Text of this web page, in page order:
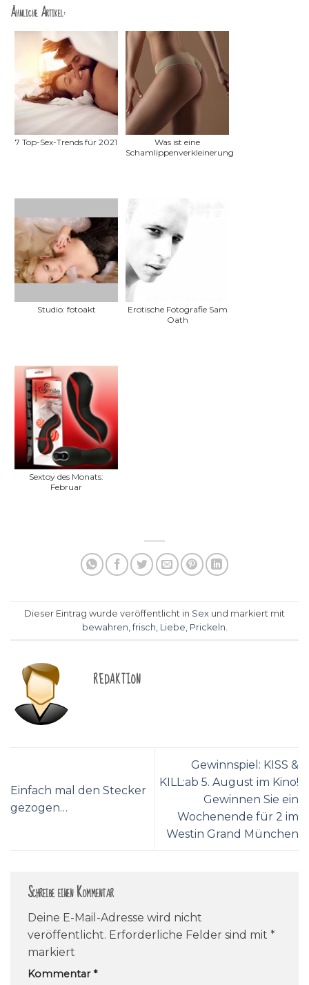
Ähnliche Artikel:
7 Top-Sex-Trends für 2021
Was ist eine
Schamlippenverkleinerung?
Studio: fotoakt
Erotische Fotografie Sam
Oath
Sextoy des Monats:
Februar
Dieser Eintrag wurde veröffentlicht in Sex und markiert mit
bewahren ,frisch Liebe Prickeln
REDAKTION
Einfach mal den Stecker
gezogen…
Gewinnspiel: KISS &
KILL:ab 5. August im Kino!
Gewinnen Sie ein
Wochenende für 2 im
Westin Grand München
Schreibe einen Kommentar
Deine E-Mail-Adresse wird nicht
veröffentlicht. Erforderliche Felder sind mit *
markiert
Kommentar*